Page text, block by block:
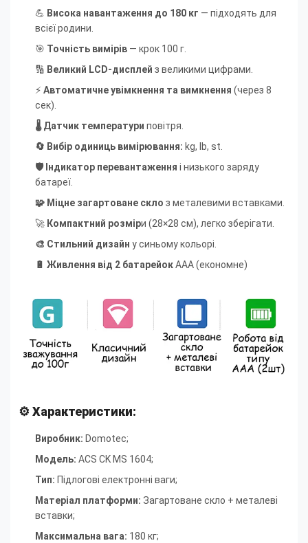
💪 Висока навантаження до 180 кг — підходять для
всієї родини.
🎯 Точність вимірів — крок 100 г.
🔢 Великий LCD-дисплей з великими цифрами.
⚡ Автоматичне увімкнення та вимкнення (через 8
сек).
🌡 Датчик температури повітря.
🔄 Вибір одиниць вимірювання: kg, lb, st.
🛡 Індикатор перевантаження і низького заряду
батареї.
🧩 Міцне загартоване скло з металевими вставками.
🚀 Компактний розміри (28×28 см), легко зберігати.
🎨 Стильний дизайн у синьому кольорі.
🔋 Живлення від 2 батарейокAAA (економне)
⚙ Характеристики:
Виробник: Domotec;
Модель: ACS CK MS 1604;
Тип: Підлогові електронні ваги;
Матеріал платформи: Загартоване скло + металеві
вставки;
Максимальна вага: 180 кг;